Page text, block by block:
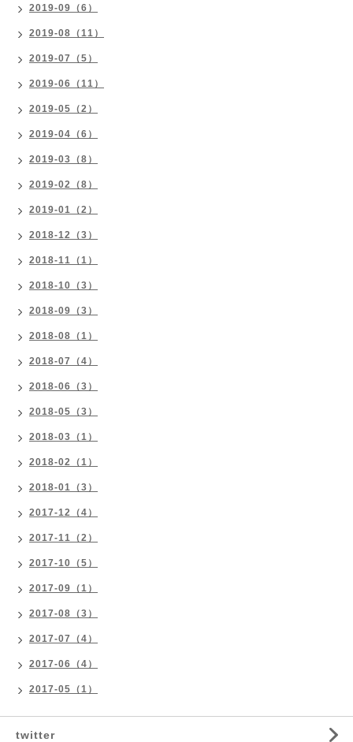
2019-09（6）
2019-08（11）
2019-07（5）
2019-06（11）
2019-05（2）
2019-04（6）
2019-03（8）
2019-02（8）
2019-01（2）
2018-12（3）
2018-11（1）
2018-10（3）
2018-09（3）
2018-08（1）
2018-07（4）
2018-06（3）
2018-05（3）
2018-03（1）
2018-02（1）
2018-01（3）
2017-12（4）
2017-11（2）
2017-10（5）
2017-09（1）
2017-08（3）
2017-07（4）
2017-06（4）
2017-05（1）
twitter